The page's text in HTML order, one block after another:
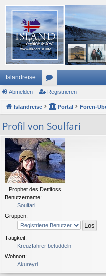
Islandreise
or
en
Abmelden Registrieren
Islandreise Portal Foren-
Profil von Soulfari
Prophet des Dettifoss
Benutzername:
Soulfari
Gruppen:
Tätigkeit:
Kreuzfahrer betüddeln
Wohnort:
Akureyri